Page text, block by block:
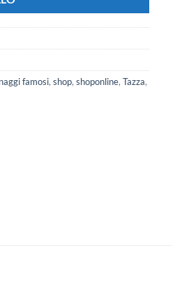
famosi,shop,shoponline,Tazza,